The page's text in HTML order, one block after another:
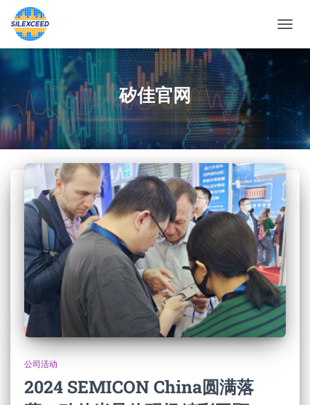
换
矽佳官网
公司活动
2024 SEMICON China圆满落